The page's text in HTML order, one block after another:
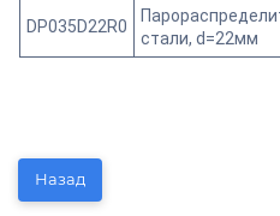
DP035D22R0
стали, d=22мм
Назад